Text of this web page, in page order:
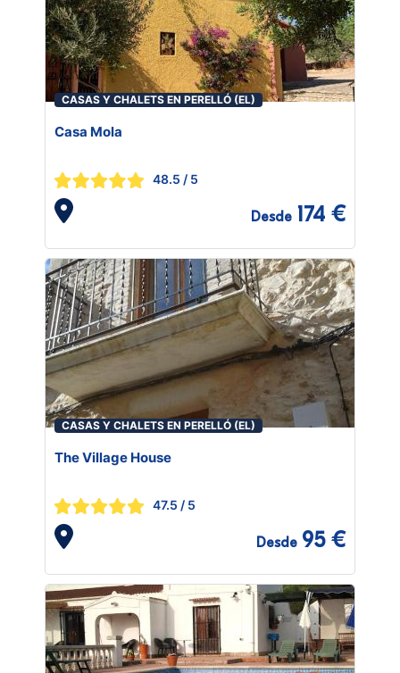
CASAS Y CHALETS EN PERELLÓ (EL)
Casa Mola
48.5 / 5
Desde 174 €
CASAS Y CHALETS EN PERELLÓ (EL)
The Village House
47.5 / 5
Desde 95 €